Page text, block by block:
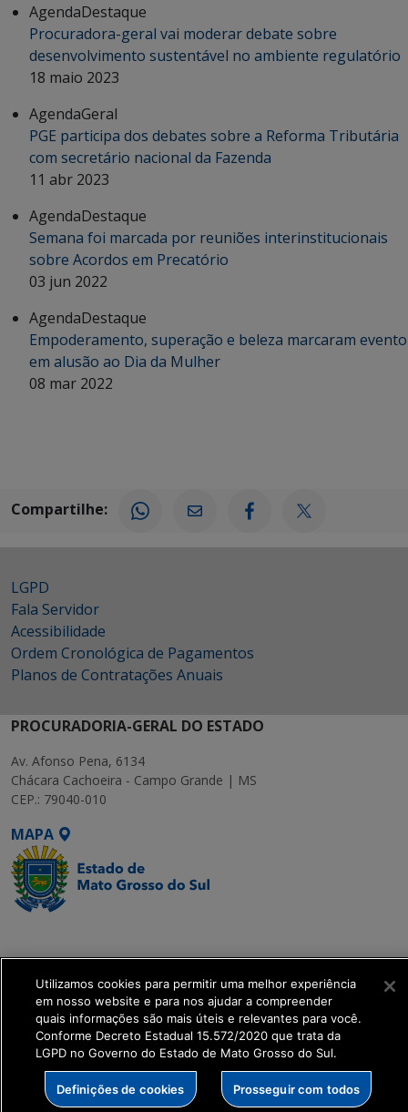
AgendaDestaque
Procuradora-geral vai moderar debate sobre
desenvolvimento sustentável no ambiente regulatório
18 maio 2023
AgendaGeral
PGE participa dos debates sobre a Reforma Tributária
com secretário nacional da Fazenda
11 abr 2023
AgendaDestaque
Semana foi marcada por reuniões interinstitucionais
sobre Acordos em Precatório
03 jun 2022
AgendaDestaque
Empoderamento, superação e beleza marcaram evento
em alusão ao Dia da Mulher
08 mar 2022
Compartilhe:
LGPD
Fala Servidor
Acessibilidade
Ordem Cronológica de Pagamentos
Planos de Contratações Anuais
PROCURADORIA-GERAL DO ESTADO
Av. Afonso Pena, 6134
Chácara Cachoeira - Campo Grande | MS
CEP.: 79040-010
MAPA
Executiva de
Transformação Digital
get_footer();
Utilizamos cookies para permitir uma melhor experiência
em nosso website e para nos ajudar a compreender
quais informações são mais úteis e relevantes para você.
Conforme Decreto Estadual 15.572/2020 que trata da
LGPD no Governo do Estado de Mato Grosso do Sul.
Definições de cookies Prosseguir com todos